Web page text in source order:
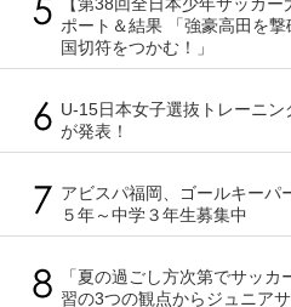
【第38回全日本少年サッカ
ポート＆結果 「強豪高田を
国切符をつかむ！」
U-15日本女子選抜トレーニ
が発表！
アビスパ福岡、ゴールキー
５年～中学３年生募集中
「夏の過ごし方次第でサッ
習の3つの観点からジュニア